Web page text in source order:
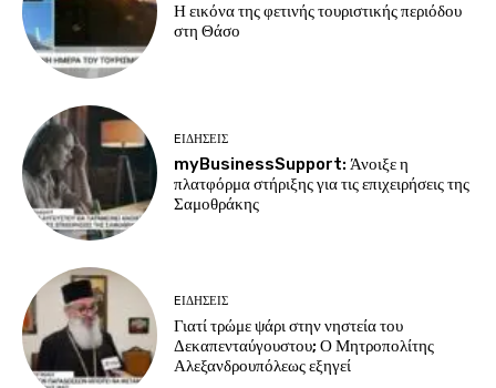
Η εικόνα της φετινής τουριστικής περιόδου
στη Θάσο
EΙΔΗΣΕΙΣ
myBusinessSupport: Άνοιξε η
πλατφόρμα στήριξης για τις επιχειρήσεις της
Σαμοθράκης
EΙΔΗΣΕΙΣ
Γιατί τρώμε ψάρι στην νηστεία του
Δεκαπενταύγουστου; Ο Μητροπολίτης
Αλεξανδρουπόλεως εξηγεί